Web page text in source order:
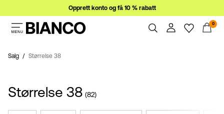
Opprett konto og få 10 % rabatt
0
Dame
Herre
Salg
Salg Størrelse 38
Størrelse 38 (82)